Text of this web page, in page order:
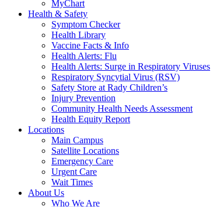
MyChart
Health & Safety
Symptom Checker
Health Library
Vaccine Facts & Info
Health Alerts: Flu
Health Alerts: Surge in Respiratory Viruses
Respiratory Syncytial Virus (RSV)
Safety Store at Rady Children’s
Injury Prevention
Community Health Needs Assessment
Health Equity Report
Locations
Main Campus
Satellite Locations
Emergency Care
Urgent Care
Wait Times
About Us
Who We Are